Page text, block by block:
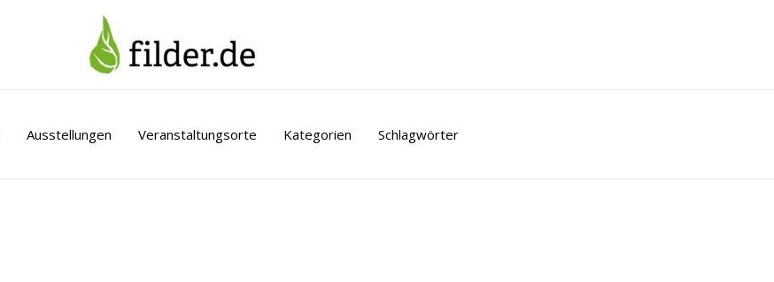
Ausstellungen Veranstaltungsorte Kategorien Schlagwörter